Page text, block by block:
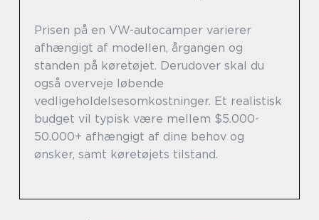
Prisen på en VW-autocamper varierer
afhængigt af modellen, årgangen og
standen på køretøjet. Derudover skal du
også overveje løbende
vedligeholdelsesomkostninger. Et realistisk
budget vil typisk være mellem $5.000-
50.000+ afhængigt af dine behov og
ønsker, samt køretøjets tilstand.